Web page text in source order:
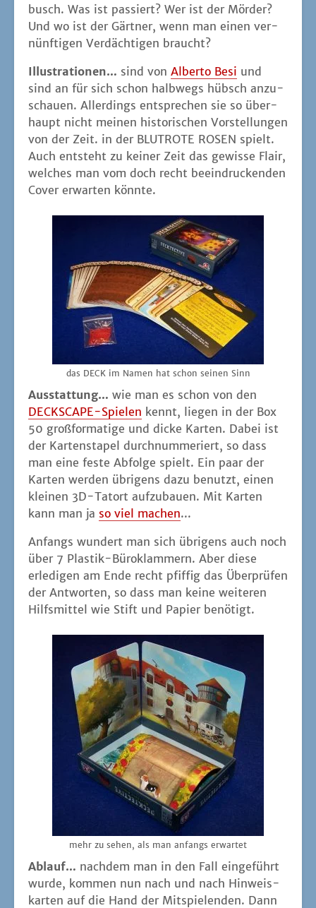
busch. Was ist pas­siert? Wer ist der Mör­der?
Und wo ist der Gärt­ner, wenn man einen ver­
nünf­ti­gen Ver­däch­ti­gen braucht?
Illus­tra­tio­nen… sind von Alber­to Besi und
sind an für sich schon halb­wegs hübsch anzu­
schau­en. Aller­dings ent­spre­chen sie so über­
haupt nicht mei­nen his­to­ri­schen Vor­stel­lun­gen
von der Zeit. in der BLUTROTE ROSEN spielt.
Auch ent­steht zu kei­ner Zeit das gewis­se Flair,
wel­ches man vom doch recht beein­dru­cken­den
Cover erwar­ten könnte.
das DECK im Namen hat schon sei­nen Sinn
Aus­stat­tung… wie man es schon von den
DECK­SCAPE-Spie­len kennt, lie­gen in der Box
50 groß­for­ma­ti­ge und dicke Kar­ten. Dabei ist
der Kar­ten­sta­pel durch­num­me­riert, so dass
man eine fes­te Abfol­ge spielt. Ein paar der
Kar­ten wer­den übri­gens dazu benutzt, einen
klei­nen 3D-Tat­ort auf­zu­bau­en. Mit Kar­ten
kann man ja so viel machen...
Anfangs wun­dert man sich übri­gens auch noch
über 7 Plas­tik-Büro­klam­mern. Aber die­se
erle­di­gen am Ende recht pfif­fig das Über­prü­fen
der Ant­wor­ten, so dass man kei­ne wei­te­ren
Hilfs­mit­tel wie Stift und Papier benötigt.
mehr zu sehen, als man anfangs erwartet
Ablauf… nach­dem man in den Fall ein­ge­führt
wur­de, kom­men nun nach und nach Hin­weis­
kar­ten auf die Hand der Mit­spie­len­den. Dann